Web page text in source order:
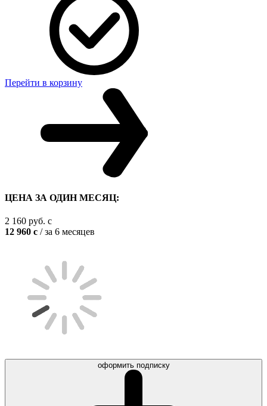
Перейти в корзину
ЦЕНА ЗА ОДИН МЕСЯЦ:
2 160 руб. c
12 960 c / за 6 месяцев
оформить подписку